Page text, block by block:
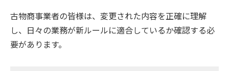
古物商事業者の皆様は、変更された内容を正確に理解
し、日々の業務が新ルールに適合しているか確認する必
要があります。